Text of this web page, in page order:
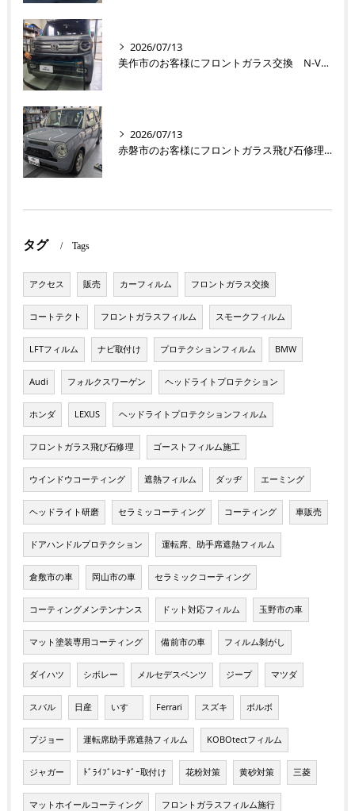
2026/07/13
美作市のお客様にフロントガラス交換 N-VAN【nexus株式会社】
2026/07/13
赤磐市のお客様にフロントガラス飛び石修理 ラパン【nexus株式会社】
タグ Tags
アクセス 販売 カーフィルム フロントガラス交換
コートテクト フロントガラスフィルム スモークフィルム
LFTフィルム ナビ取付け プロテクションフィルム BMW
Audi フォルクスワーゲン ヘッドライトプロテクション
ホンダ LEXUS ヘッドライトプロテクションフィルム
フロントガラス飛び石修理 ゴーストフィルム施工
ウインドウコーティング 遮熱フィルム ダッヂ エーミング
ヘッドライト研磨 セラミッコーティング コーティング 車販売
ドアハンドルプロテクション 運転席、助手席遮熱フィルム
倉敷市の車 岡山市の車 セラミックコーティング
コーティングメンテンナンス ドット対応フィルム 玉野市の車
マット塗装専用コーティング 備前市の車 フィルム剝がし
ダイハツ シボレー メルセデスベンツ ジープ マツダ
スバル 日産 いすゞ Ferrari スズキ ボルボ
プジョー 運転席助手席遮熱フィルム KOBOtectフィルム
ジャガー ﾄﾞﾗｲﾌﾞﾚｺｰﾀﾞｰ取付け 花粉対策 黄砂対策 三菱
マットホイールコーティング フロントガラスフィルム施行